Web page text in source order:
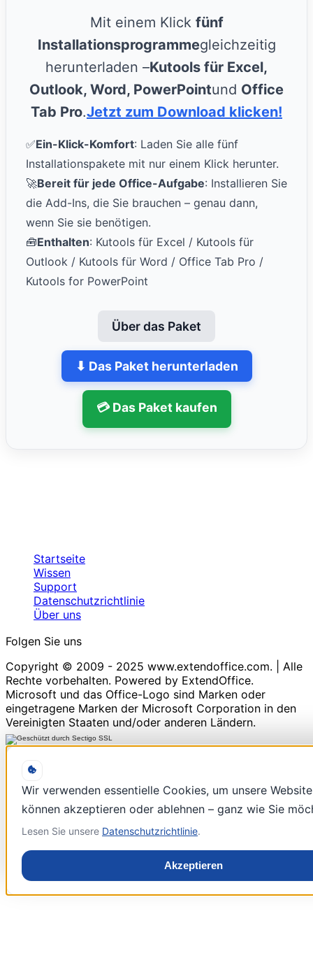
Mit einem Klick fünf
Installationsprogrammegleichzeitig
herunterladen –Kutools für Excel,
Outlook, Word, PowerPointund Office
Tab Pro.Jetzt zum Download klicken!
✅Ein-Klick-Komfort: Laden Sie alle fünf
Installationspakete mit nur einem Klick herunter.
🚀Bereit für jede Office-Aufgabe: Installieren Sie
die Add-Ins, die Sie brauchen – genau dann,
wenn Sie sie benötigen.
🧰Enthalten: Kutools für Excel / Kutools für
Outlook / Kutools für Word / Office Tab Pro /
Kutools for PowerPoint
Über das Paket
⬇ Das Paket herunterladen
💳 Das Paket kaufen
Startseite
Wissen
Support
Datenschutzrichtlinie
Über uns
Folgen Sie uns
Copyright © 2009 - 2025 www.extendoffice.com. | Alle
Rechte vorbehalten. Powered by ExtendOffice.
Microsoft und das Office-Logo sind Marken oder
eingetragene Marken der Microsoft Corporation in den
Vereinigten Staaten und/oder anderen Ländern.
Wir verwenden essentielle Cookies, um unsere
können akzeptieren oder ablehnen – ganz wie Sie
Lesen Sie unsere Datenschutzrichtlinie.
Akzeptieren